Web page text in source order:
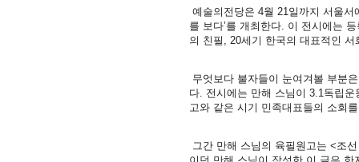
예술의전당은 4월 21일까지 서울서
를 보다’를 개최한다. 이 전시에는
의 친필, 20세기 한국의 대표적인
무엇보다 불자들이 눈여겨볼 부분
다. 전시에는 만해 스님이 3.1독립
고와 같은 시기 민족대표들의 소회
그간 만해 스님의 육필원고는 <조